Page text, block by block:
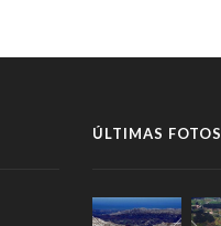
ÚLTIMAS FOTOS